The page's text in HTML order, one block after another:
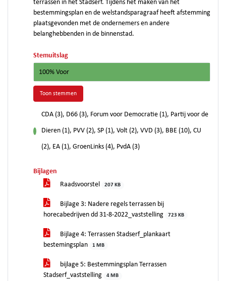
terrassen in het Stadserf. Tijdens het maken van het
bestemmingsplan en de welstandsparagraaf heeft afstemming
plaatsgevonden met de ondernemers en andere
belanghebbenden in de binnenstad.
Stemuitslag
100% Voor
Toon stemmen
CDA (3), D66 (3), Forum voor Democratie (1), Partij voor de
Dieren (1), PVV (2), SP (1), Volt (2), VVD (3), BBE (10), CU
(2), EA (1), GroenLinks (4), PvdA (3)
Bijlagen
Raadsvoorstel
207 KB
Bijlage 3: Nadere regels terrassen bij
horecabedrijven dd 31-8-2022_vaststelling
723 KB
Bijlage 4: Terrassen Stadserf_plankaart
bestemingsplan
1 MB
bijlage 5: Bestemmingsplan Terrassen
Stadserf_vaststelling
4 MB